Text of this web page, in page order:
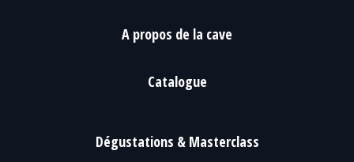
A propos de la cave
Catalogue
Dégustations & Masterclass